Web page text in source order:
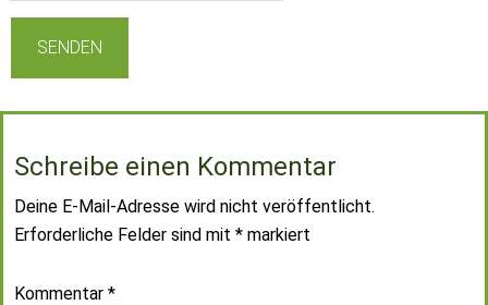
Schreibe einen Kommentar
Deine E-Mail-Adresse wird nicht veröffentlicht.
Erforderliche Felder sind mit * markiert
Kommentar *